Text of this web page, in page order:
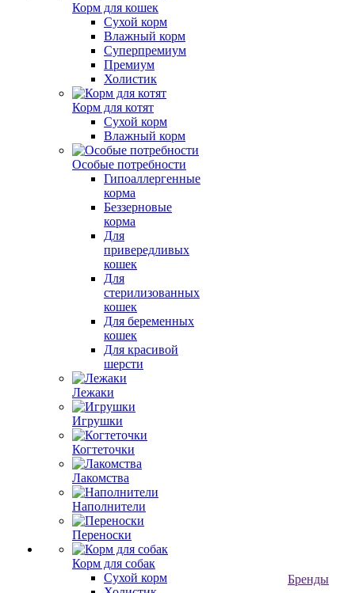
Корм для кошек
Сухой корм
Влажный корм
Суперпремиум
Премиум
Холистик
Корм для котят
Сухой корм
Влажный корм
Особые потребности
Гипоаллергенные
корма
Беззерновые
корма
Для
привередливых
кошек
Для
стерилизованных
кошек
Для беременных
кошек
Для красивой
шерсти
Лежаки
Игрушки
Когтеточки
Лакомства
Наполнители
Переноски
Корм для собак
Сухой корм
Бренды